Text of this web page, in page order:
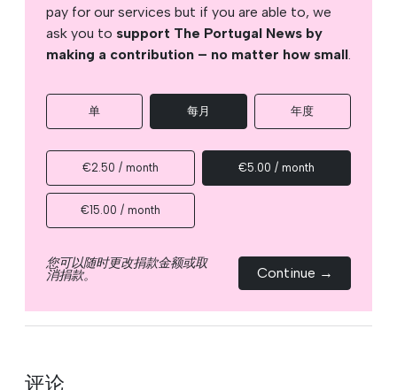
pay for our services but if you are able to, we
ask you to support The Portugal News by
making a contribution – no matter how small.
单 每月 年度
€2.50 / month €5.00 / month
€15.00 / month
您可以随时更改捐款金额或取
消捐款。 Continue →
评论